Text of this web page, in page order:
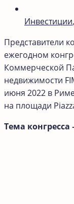
Инвестиции,
Представители
ежегодном
Коммерческой
недвижимости
июня 2022 в
на площади
Тема